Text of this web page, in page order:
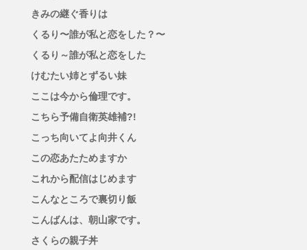
きみの継ぐ香りは
くるり〜誰が私と恋をした？〜
くるり～誰が私と恋をした
けむたい姉とずるい妹
ここは今から倫理です。
こちら予備自衛英雄補?!
こっち向いてよ向井くん
この恋あたためますか
これから配信はじめます
こんなところで裏切り飯
こんばんは、朝山家です。
さくらの親子丼